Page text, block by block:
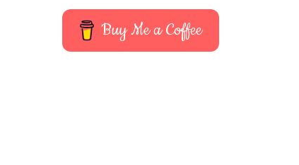
Buy Me a Coffee